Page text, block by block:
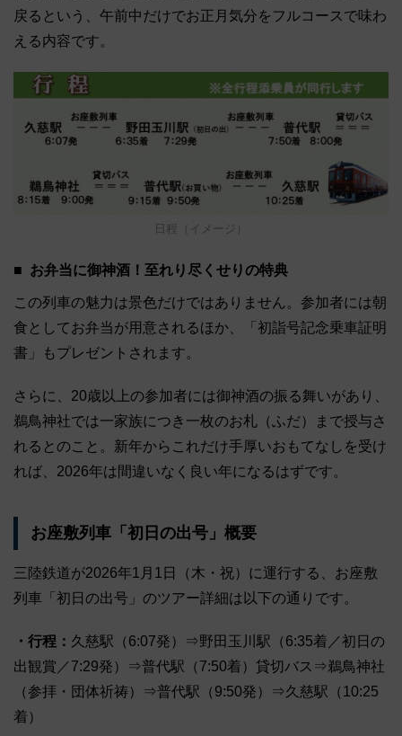
戻るという、午前中だけでお正月気分をフルコースで味わ
える内容です。
日程（イメージ）
お弁当に御神酒！至れり尽くせりの特典
この列車の魅力は景色だけではありません。参加者には朝
食としてお弁当が用意されるほか、「初詣号記念乗車証明
書」もプレゼントされます。
さらに、20歳以上の参加者には御神酒の振る舞いがあり、
鵜鳥神社では一家族につき一枚のお札（ふだ）まで授与さ
れるとのこと。新年からこれだけ手厚いおもてなしを受け
れば、2026年は間違いなく良い年になるはずです。
お座敷列車「初日の出号」概要
三陸鉄道が2026年1月1日（木・祝）に運行する、お座敷
列車「初日の出号」のツアー詳細は以下の通りです。
・行程： 久慈駅（6:07発）⇒野田玉川駅（6:35着／初日の
出観賞／7:29発）⇒普代駅（7:50着）貸切バス⇒鵜鳥神社
（参拝・団体祈祷）⇒普代駅（9:50発）⇒久慈駅（10:25
着）